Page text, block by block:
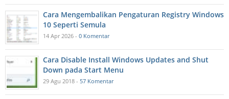
Cara Mengembalikan Pengaturan Registry Windows
10 Seperti Semula
14 Apr 2026 - 0 Komentar
Cara Disable Install Windows Updates and Shut
Down pada Start Menu
29 Agu 2018 - 57 Komentar